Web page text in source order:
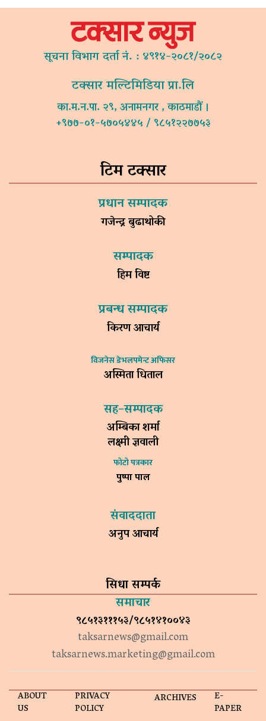
सूचना विभाग दर्ता नं. : ४९१४-२०८१/२०८२
टक्सार मल्टिमिडिया प्रा.लि
का.म.न.पा. २९, अनामनगर , काठमाडौं ।
+९७७-०१-५७०५४४५ / ९८५१२२७७५३
टिम टक्सार
प्रधान सम्पादक
गजेन्द्र बुढाथोकी
सम्पादक
हिम विष्ट
प्रबन्ध सम्पादक
किरण आचार्य
विजनेस डेभलपमेन्ट अफिसर
अस्मिता धिताल
सह–सम्पादक
अम्बिका शर्मा
लक्ष्मी ज्ञवाली
फोटो पत्रकार
पुष्पा पाल
संवाददाता
अनुप आचार्य
सिधा सम्पर्क
समाचार
९८५१३१११५३/९८५१४१००४३
taksarnews@gmail.com
taksarnews.marketing@gmail.com
ABOUT
US
PRIVACY
POLICY
ARCHIVES E-
PAPER